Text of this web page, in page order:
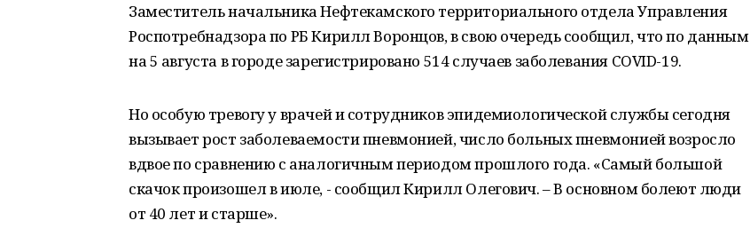
Заместитель начальника Нефтекамского территориального отдела Управления
Роспотребнадзора по РБ Кирилл Воронцов, в свою очередь сообщил, что по данным
на 5 августа в городе зарегистрировано 514 случаев заболевания COVID-19.
Но особую тревогу у врачей и сотрудников эпидемиологической службы сегодня
вызывает рост заболеваемости пневмонией, число больных пневмонией возросло
вдвое по сравнению с аналогичным периодом прошлого года. «Самый большой
скачок произошел в июле, - сообщил Кирилл Олегович. – В основном болеют люди
от 40 лет и старше».